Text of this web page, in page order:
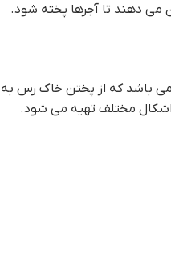
دهند تا آجرها پخته شود.
باشد که از پختن خاک رس به
اشکال مختلف تهیه می شود.